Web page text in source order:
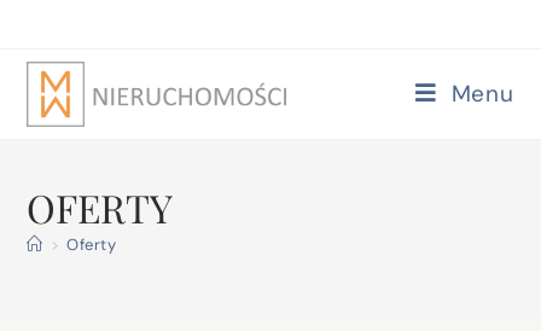
Menu
OFERTY
> Oferty